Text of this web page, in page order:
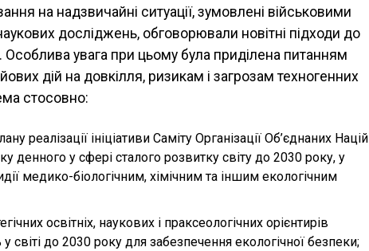
на надзвичайні ситуації, зумовлені військовими
досліджень, обговорювали новітні підходи до
Особлива увага при цьому була приділена питанням
дій на довкілля, ризикам і загрозам техногенних
стосовно:
реалізації ініціативи Саміту Організації Об’єднаних Націй
у сфері сталого розвитку світу до 2030 року, у
медико-біологічним, хімічним та іншим екологічним
освітніх, наукових і праксеологічних орієнтирів
світі до 2030 року для забезпечення екологічної безпеки;